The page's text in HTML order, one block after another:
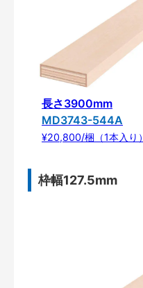
長さ3900mm
MD3743-544A
¥20,800/梱（1本入り）
枠幅127.5mm